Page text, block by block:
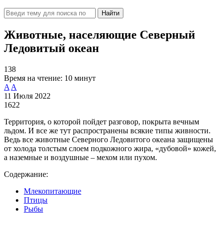
Найти
Животные, населяющие Северный
Ледовитый океан
138
Время на чтение: 10 минут
A A
11 Июля 2022
1622
Территория, о которой пойдет разговор, покрыта вечным
льдом. И все же тут распространены всякие типы живности.
Ведь все животные Северного Ледовитого океана защищены
от холода толстым слоем подкожного жира, «дубовой» кожей,
а наземные и воздушные – мехом или пухом.
Содержание:
Млекопитающие
Птицы
Рыбы